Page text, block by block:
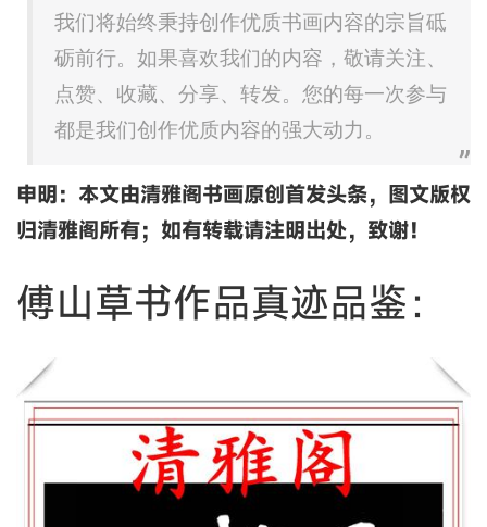
我们将始终秉持创作优质书画内容的宗旨砥
砺前行。如果喜欢我们的内容，敬请关注、
点赞、收藏、分享、转发。您的每一次参与
都是我们创作优质内容的强大动力。
申明：本文由清雅阁书画原创首发头条，图文版权
归清雅阁所有；如有转载请注明出处，致谢！
傅山草书作品真迹品鉴：